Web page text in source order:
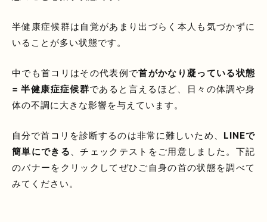
半健康症候群は自覚があまり出づらく本人も気づかずに
いることが多い状態です。
中でも首コリはその代表例で首がかなり凝っている状態
= 半健康症症候群であると言えるほど、日々の体調や身
体の不調に大きな影響を与えています。
自分で首コリを診断するのは非常に難しいため、 LINEで
簡単にできる
、チェックテストをご用意しました。下記
のバナーをクリックしてぜひご自身の首の状態を調べて
みてください。